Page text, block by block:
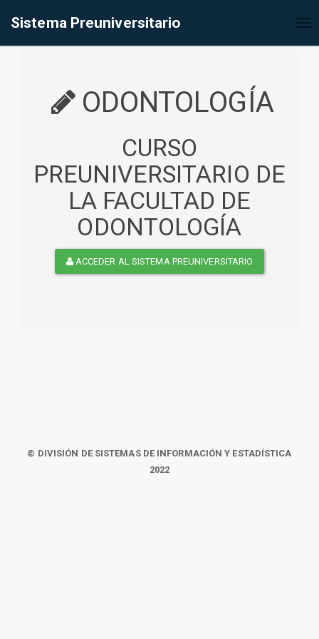
Sistema Preuniversitario
ODONTOLOGÍA
CURSO
PREUNIVERSITARIO DE
LA FACULTAD DE
ODONTOLOGÍA
ACCEDER AL SISTEMA PREUNIVERSITARIO
© DIVISIÓN DE SISTEMAS DE INFORMACIÓN Y ESTADÍSTICA
2022